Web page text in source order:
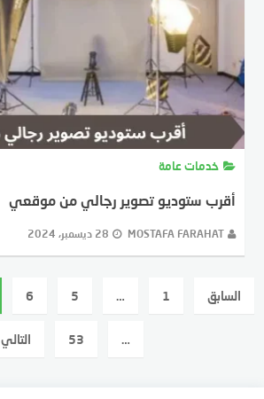
خدمات عامة
أقرب ستوديو تصوير رجالي من موقعي
MOSTAFA FARAHAT 28 ديسمبر، 2024
تعددالسابق 1
…
5
6
…
53 التالي